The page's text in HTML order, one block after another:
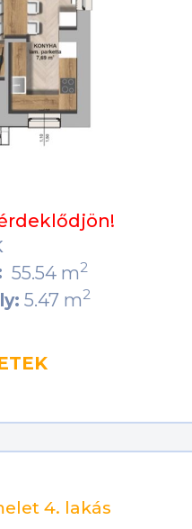
55.54 m2
5.47 m2
4. lakás